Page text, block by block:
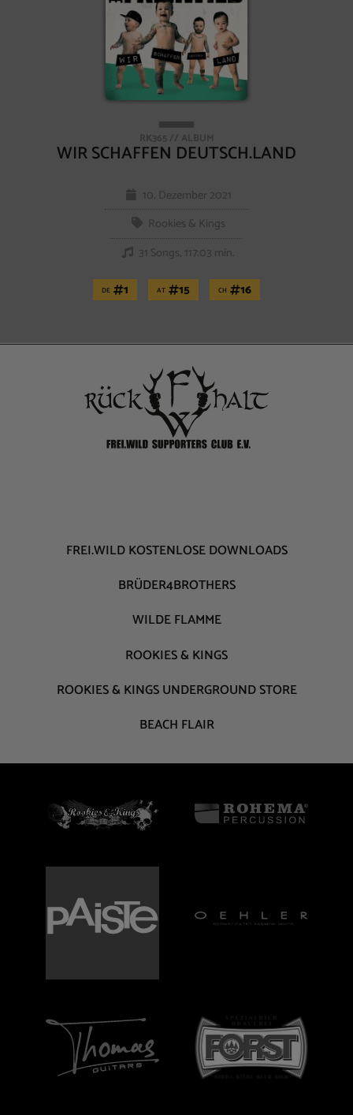
RK365 // ALBUM
WIR SCHAFFEN DEUTSCH.LAND
10. Dezember 2021
Rookies & Kings
31 Songs, 117:03 min.
DE 1 AT 15 CH 16
FREI.WILD KOSTENLOSE DOWNLOADS
BRÜDER4BROTHERS
WILDE FLAMME
ROOKIES & KINGS
ROOKIES & KINGS UNDERGROUND STORE
BEACH FLAIR